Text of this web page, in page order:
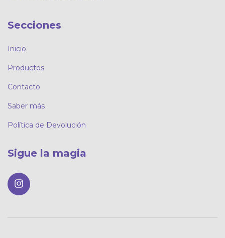
Secciones
Inicio
Productos
Contacto
Saber más
Política de Devolución
Sigue la magia